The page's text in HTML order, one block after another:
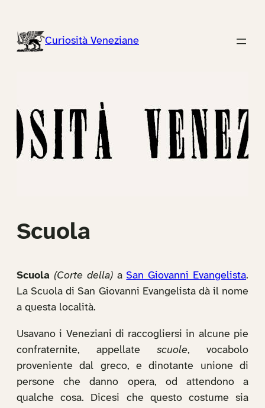
contenutoCuriosità Veneziane
Scuola
Scuola (Corte della)aSan Giovanni Evangelista.
La Scuola di San Giovanni Evangelista dà il nome
a questa località.
Usavano i Veneziani di raccogliersi in alcune pie
confraternite, appellate scuole, vocabolo
proveniente dal greco, e dinotante unione di
persone che danno opera, od attendono a
qualche cosa. Dicesi che questo costume sia